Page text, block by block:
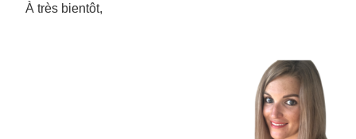
À très bientôt,